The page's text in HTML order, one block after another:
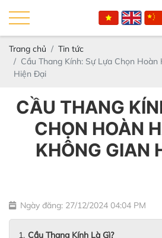
Trang chủ
Tin tức
Cầu Thang Kính: Sự Lựa Chọn Hoàn
Hiện Đại
CẦU THANG
CHỌN HOÀN
KHÔNG GIAN
Ngày đăng: 27/12/2024 04:04 PM
Cầu Thang Kính Là Gì?